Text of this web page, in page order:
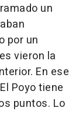
un
por un
vieron la
En ese
Poyo tiene
puntos. Lo